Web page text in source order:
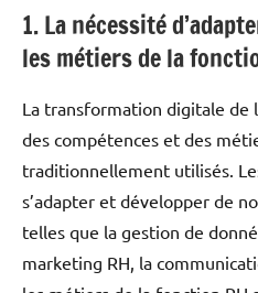
1. La nécessité
les métiers de la
La transformation digitale de
des compétences et des
traditionnellement utilisés.
s’adapter et développer de
telles que la gestion de
marketing RH, la